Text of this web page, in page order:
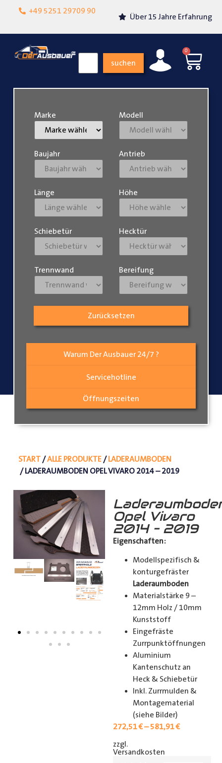
+49 5251 29709 90
Lokalgeschäft in
Über 15 Jahre Erfahrung
suchen
0
Warum Der Ausbauer 24/7 ?
Servicehotline
Öffnungszeiten
Marke Modell
Baujahr Antrieb
Länge Höhe
Schiebetür Hecktür
Trennwand Bereifung
Zurücksetzen
START/ALLE PRODUKTE/LADERAUMBODEN
/ LADERAUMBODEN OPEL VIVARO 2014 – 2019
Opel Vivaro
2014 – 2019
Eigenschaften:
Modellspezifisch &
konturgefräster
Laderaumboden
Materialstärke 9 –
12mm Holz / 10mm
Kunststoff
Eingefräste
Zurrpunktöffnungen
Aluminium
Kantenschutz an
Heck & Schiebetür
Inkl. Zurrmulden &
Montagematerial
(siehe Bilder)
272,51€–581,91€
zzgl.
Versandkosten